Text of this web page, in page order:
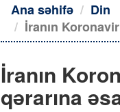
Ana səhifə
Din
İranın
İranın
qərarına